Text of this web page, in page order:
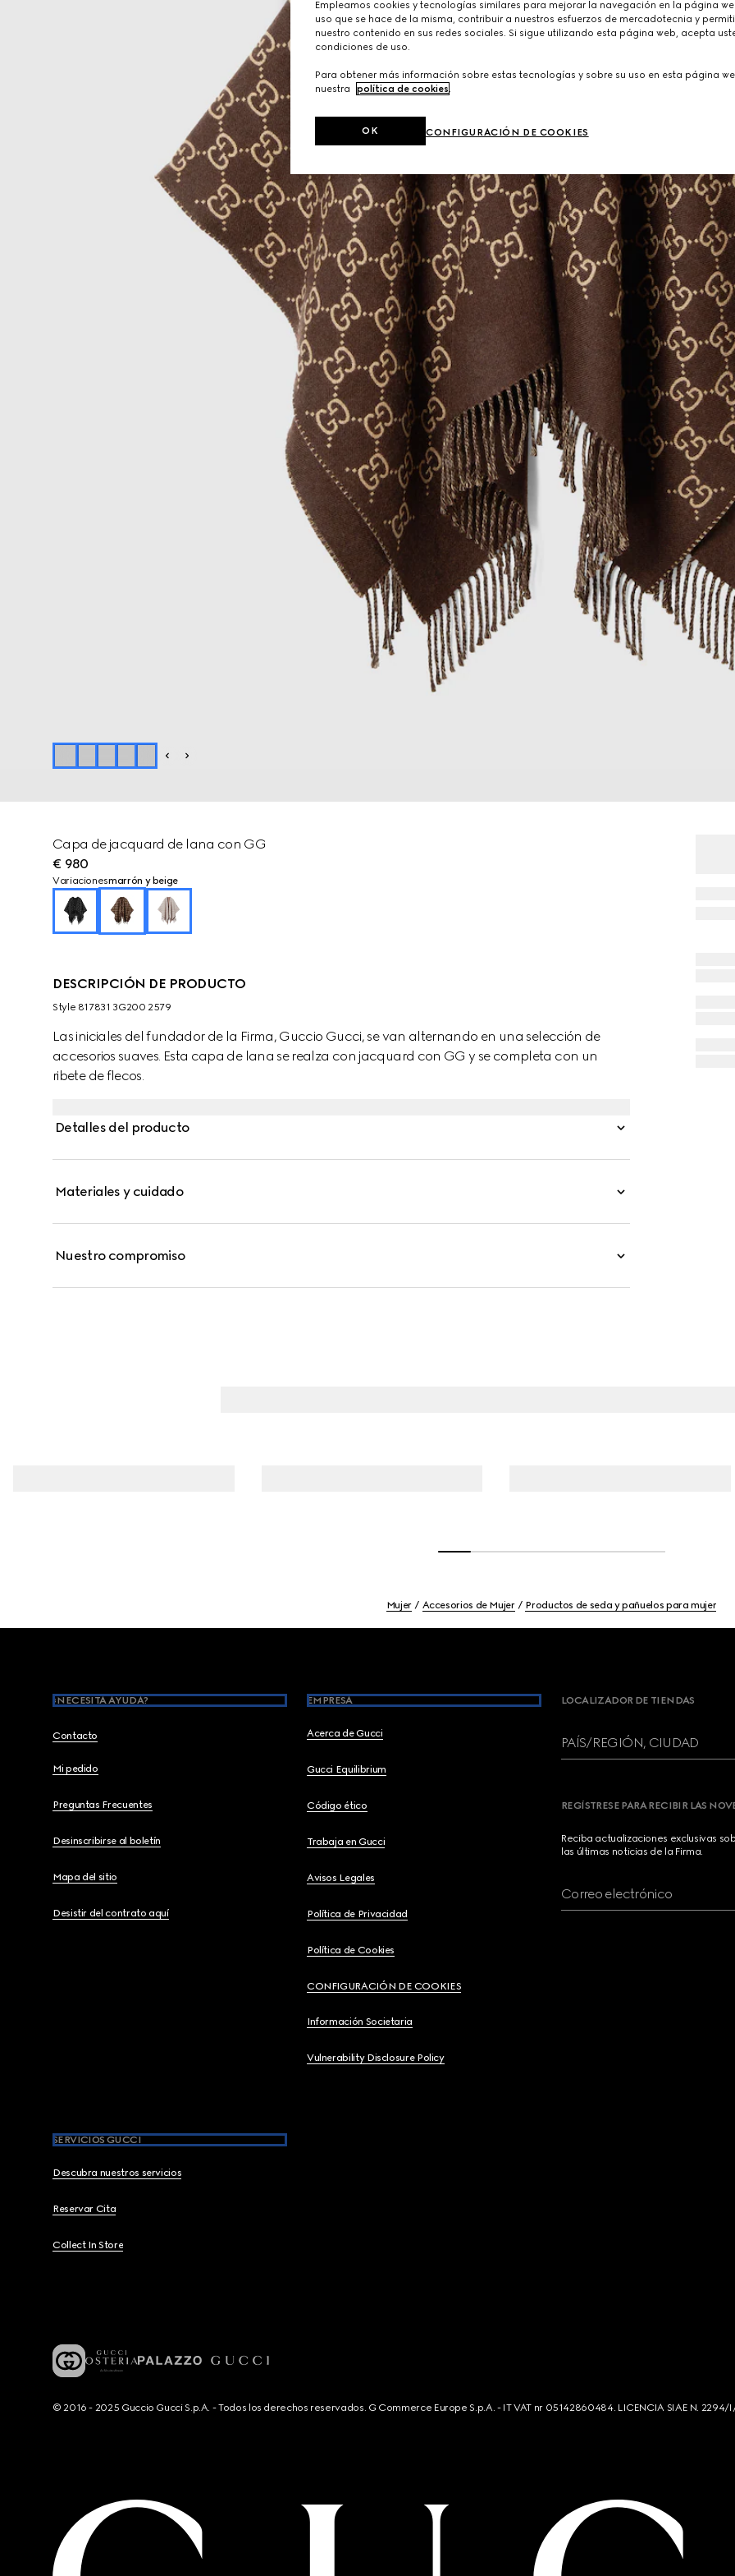
Capa de jacquard de lana con GG
€ 980
Variacionesmarrón y beige
DESCRIPCIÓN DE PRODUCTO
Style ‎817831 3G200 2579
Las iniciales del fundador de la Firma, Guccio Gucci, se van alternando en una selección de
accesorios suaves. Esta capa de lana se realza con jacquard con GG y se completa con un
ribete de flecos.
Detalles del producto
Materiales y cuidado
Nuestro compromiso
Mujer Accesorios de Mujer Productos de seda y pañuelos para mujer
¿NECESITA AYUDA?
Contacto
Mi pedido
Preguntas Frecuentes
Desinscribirse al boletín
Mapa del sitio
Desistir del contrato aquí
EMPRESA
Acerca de Gucci
Gucci Equilibrium
Código ético
Trabaja en Gucci
Avisos Legales
Política de Privacidad
Política de Cookies
CONFIGURACIÓN DE COOKIES
Información Societaria
Vulnerability Disclosure Policy
SERVICIOS GUCCI
Descubra nuestros servicios
Reservar Cita
Collect In Store
LOCALIZADOR DE TIENDAS
PAÍS/REGIÓN, CIUDAD
REGÍSTRESE PARA RECIBIR LAS
Reciba actualizaciones exclusivas
las últimas noticias de la Firma.
Correo electrónico
© 2016 - 2025 Guccio Gucci S.p.A. - Todos los derechos reservados. G Commerce Europe S.p.A. - IT VAT nr 05142860484. LICENCIA SIAE N.
Empleamos cookies y tecnologías similares para mejorar la navegación en la página
uso que se hace de la misma, contribuir a nuestros esfuerzos de mercadotecnia y
nuestro contenido en sus redes sociales. Si sigue utilizando esta página web, acepta
condiciones de uso.
Para obtener más información sobre estas tecnologías y sobre su uso en esta página
nuestra
política de cookies
CONFIGURACIÓN DE COOKIES
OK